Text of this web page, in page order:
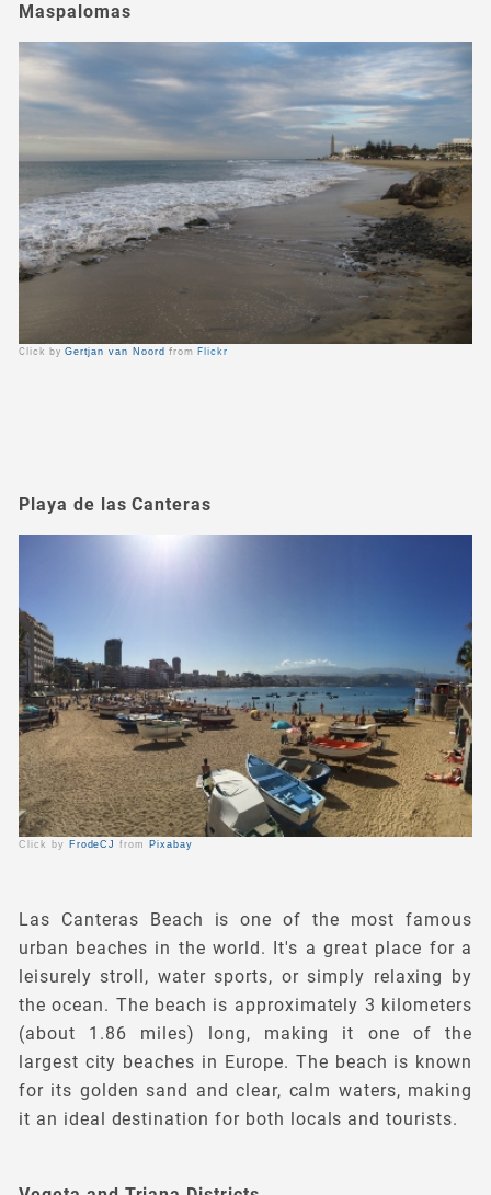
Click by Gertjan van Noord from Flickr
Maspalomas
Click by FrodeCJfrom Pixabay
Playa de las Canteras
Las Canteras Beach is one of the most famous
urban beaches in the world. It's a great place for a
leisurely stroll, water sports, or simply relaxing by
the ocean. The beach is approximately 3 kilometers
(about 1.86 miles) long, making it one of the
largest city beaches in Europe. The beach is known
for its golden sand and clear, calm waters, making
it an ideal destination for both locals and tourists.